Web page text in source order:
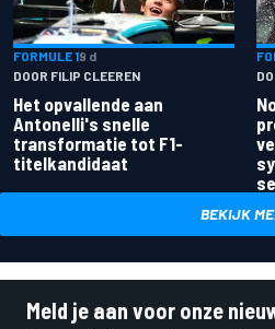
FORMULE 19 d
DOOR FILIP CLEEREN
Het opvallende aan
Antonelli's snelle
transformatie tot F1-
titelkandidaat
BEKIJK
Meld je aan voor onze